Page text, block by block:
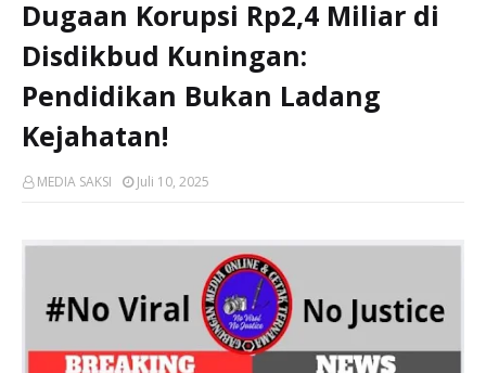
Dugaan Korupsi Rp2,4 Miliar di
Disdikbud Kuningan:
Pendidikan Bukan Ladang
Kejahatan!
MEDIA SAKSI Juli 10, 2025